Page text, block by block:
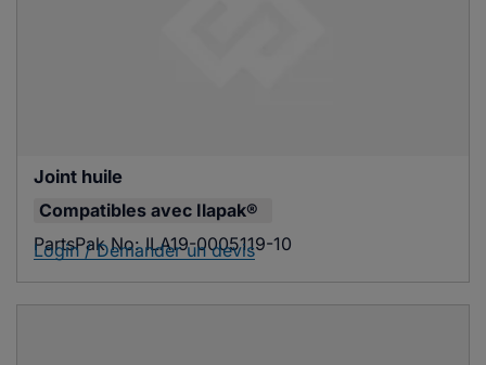
Joint huile
Compatibles avec Ilapak®
PartsPak No:ILA19-0005119-10
Login / Demander un devis